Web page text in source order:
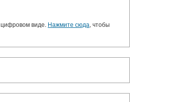
цифровом виде. Нажмите сюда, чтобы